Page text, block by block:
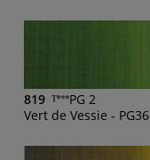
819
PG 2
Vert de Vessie - PG36